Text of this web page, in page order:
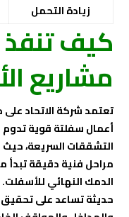
زيادة التحمل
كيف تنفذ
مشاريع
تعتمد شركة الاتحاد
أعمال سفلتة قوية
التشققات السريعة،
مراحل فنية دقيقة
الدمك النهائي
حديثة تساعد على